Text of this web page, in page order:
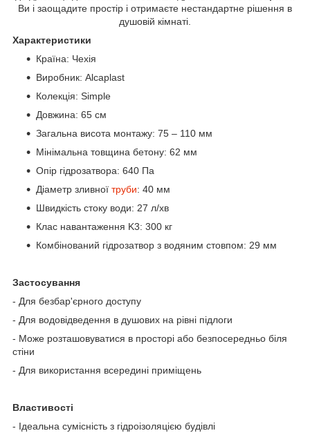
Ви і заощадите простір і отримаєте нестандартне рішення в
душовій кімнаті.
Характеристики
Країна: Чехія
Виробник: Alcaplast
Колекція: Simple
Довжина: 65 см
Загальна висота монтажу: 75 – 110 мм
Мінімальна товщина бетону: 62 мм
Опір гідрозатвора: 640 Па
Діаметр зливної труби: 40 мм
Швидкість стоку води: 27 л/хв
Клас навантаження K3: 300 кг
Комбінований гідрозатвор з водяним стовпом: 29 мм
Застосування
- Для безбар'єрного доступу
- Для водовідведення в душових на рівні підлоги
- Може розташовуватися в просторі або безпосередньо біля
стіни
- Для використання всередині приміщень
Властивості
- Ідеальна сумісність з гідроізоляцією будівлі